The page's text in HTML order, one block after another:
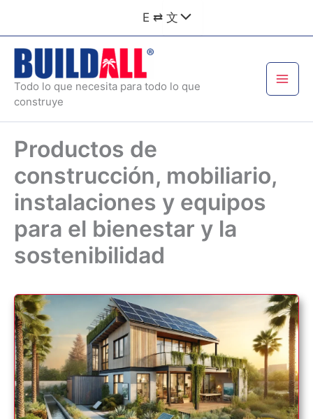
contenido
E ⇄ 文
Todo lo que necesita para todo lo que
construye
Productos de
construcción, mobiliario,
instalaciones y equipos
para el bienestar y la
sostenibilidad